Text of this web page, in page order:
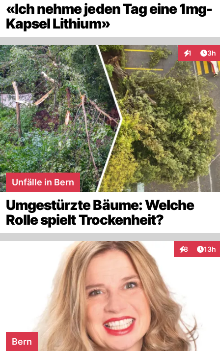
«Ich nehme jeden Tag eine 1mg-
Kapsel Lithium»
1 3h
Unfälle in Bern
Umgestürzte Bäume: Welche
Rolle spielt Trockenheit?
8
Interaktionen
13h
Bern